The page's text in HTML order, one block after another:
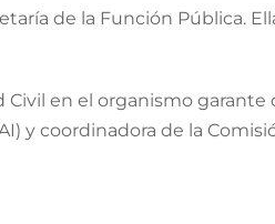
de la Función Pública.
Civil en el organismo garante
y coordinadora de la